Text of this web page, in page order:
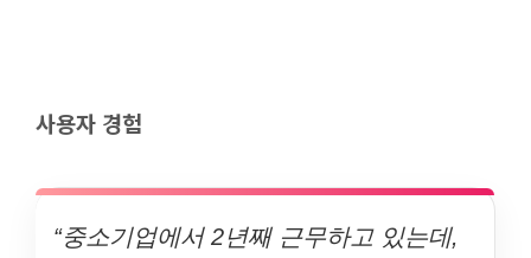
사용자 경험
“중소기업에서 2년째 근무하고 있는데,